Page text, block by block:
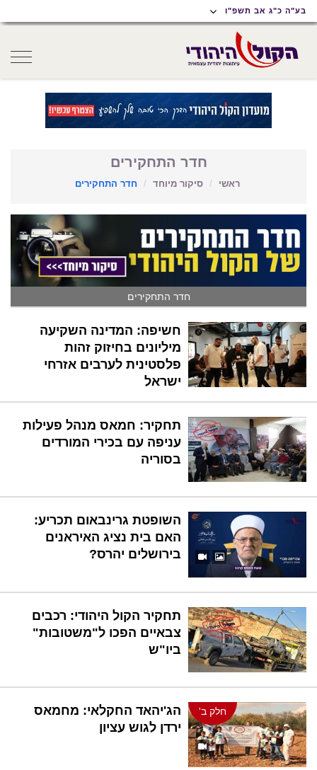
תפריט
נגישות
תפריט
ראשי
תוכן
ראשי
בע"ה כ"ג אב תשפ"ו
חדר התחקירים
ראשי סיקור מיוחד חדר התחקירים
חדר התחקירים
חשיפה: המדינה השקיעה
מיליונים בחיזוק זהות
פלסטינית לערבים אזרחי
ישראל
תחקיר: חמאס מנהל פעילות
עניפה עם בכירי המורדים
בסוריה
השופטת גרינבאום תכריע:
האם בית נציג האיראנים
בירושלים יהרס?
תחקיר הקול היהודי: רכבים
צבאיים הפכו ל"משטובות"
ביו"ש
חלק ב'
הג'יהאד החקלאי: מחמאס
ירדן לגוש עציון